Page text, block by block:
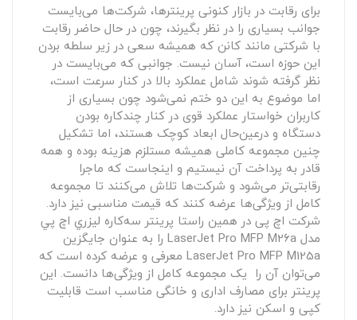
برای رقابت در بازار کنونی پرینترها، شرکت‌ها می‌بایست
جوانب بسیاری را در نظر بگیرند، چون در حال حاضر رقابت
با شرکتی مانند کانن که همیشه سعی در زیر سلطه بردن
این حوزه است، آسان نیست. جوانبی که می‌بایست در
نظر گرفته شوند شامل عملکرد بالا در کنار سرعت است،
اما موضوع به این دو ختم نمی‌شود چون بسیاری از
کاربران خواستار عملکرد قوی در کنار چندکاره بودن
دستگاه و درعین‌حال ابعاد کوچک هستند، اما تشکیل
چنین مجموعه کاملی همیشه مستلزم هزینه بوده و همه
قادر به پرداخت آن نیستیم و اینجاست که ماجرا
رقابتی‌تر می‌شود و شرکت‌ها تلاش می‌کنند تا مجموعه
کامل از ویژگی‌ها عرضه کنند که قیمت مناسبی نیز دارد.
شرکت اچ پی در همین راستا پرينتر سه‌کاره ليزري اچ پي
مدل LaserJet Pro MFP M26a را به عنوان جایگزین
LaserJet Pro MFP M125a معرفی و عرضه کرده است که
می‌توان آن را یک مجموعه کامل از ویژگی‌ها دانست. این
پرینتر برای مصارف اداری و خانگی مناسب است قابلیت
کپی و اسکن نیز دارد.